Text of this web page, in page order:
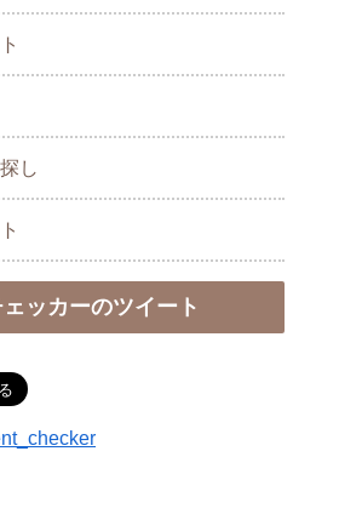
し
ッカーのツイート